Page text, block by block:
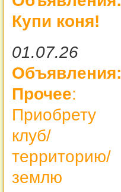
Купи коня!
01.07.26
Объявления:
Прочее:
Приобрету
клуб/
территорию/
землю